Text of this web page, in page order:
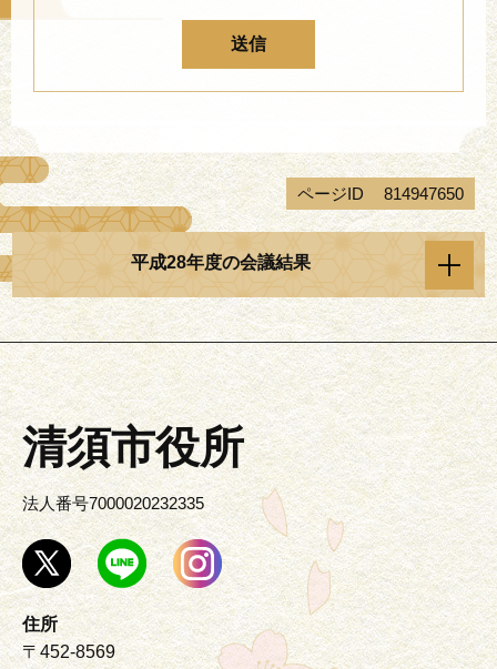
ページID 814947650
平成28年度の会議結果
清須市役所
法人番号7000020232335
住所
〒452-8569